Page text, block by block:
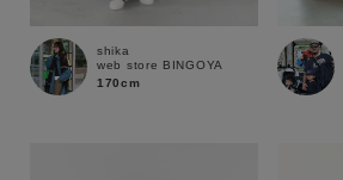
shika
web store BINGOYA
170cm